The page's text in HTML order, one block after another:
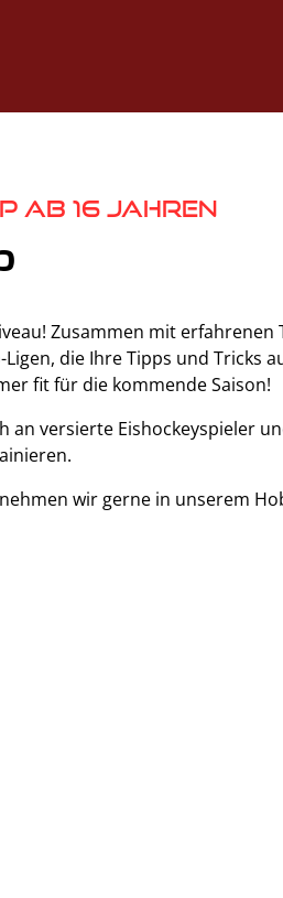
ab 16 Jahren
Zusammen mit erfahrenen
die Ihre Tipps und Tricks
fit für die kommende Saison!
an versierte Eishockeyspieler
wir gerne in unserem